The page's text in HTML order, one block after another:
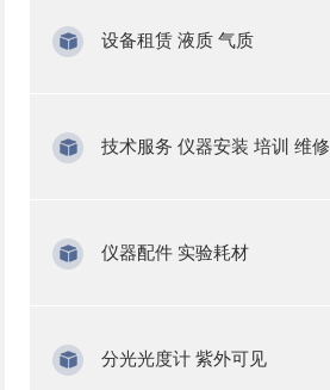
设备租赁 液质 气质
技术服务 仪器安装 培训 维修
仪器配件 实验耗材
分光光度计 紫外可见